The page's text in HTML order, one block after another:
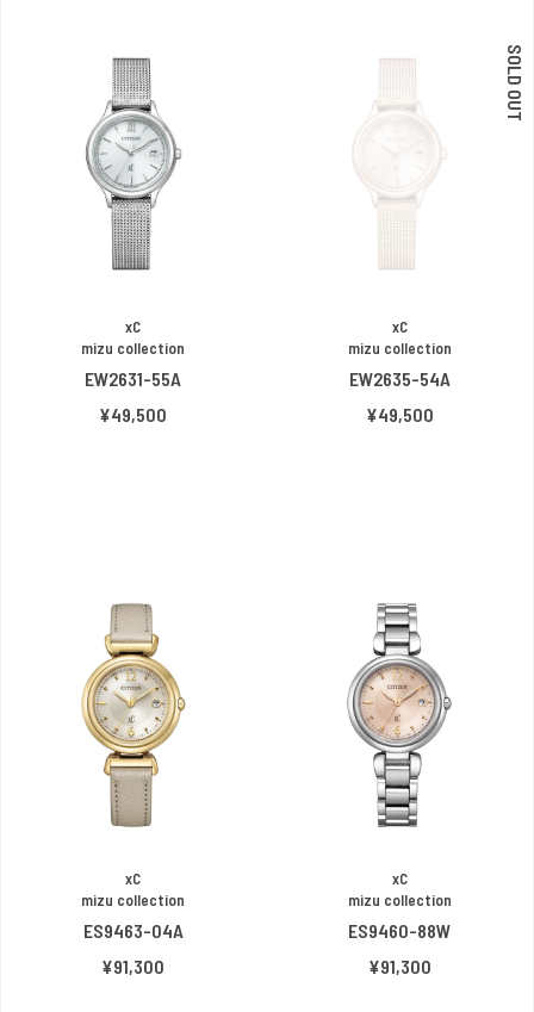
xC
mizu collection
EW2631-55A
¥49,500
SOLD OUT
xC
mizu collection
EW2635-54A
¥49,500
xC
mizu collection
ES9463-04A
¥91,300
xC
mizu collection
ES9460-88W
¥91,300